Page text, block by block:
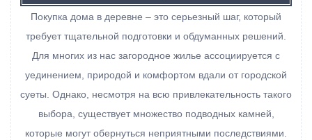
Покупка дома в деревне – это серьезный шаг, который
требует тщательной подготовки и обдуманных решений.
Для многих из нас загородное жилье ассоциируется с
уединением, природой и комфортом вдали от городской
суеты. Однако, несмотря на всю привлекательность такого
выбора, существует множество подводных камней,
которые могут обернуться неприятными последствиями.